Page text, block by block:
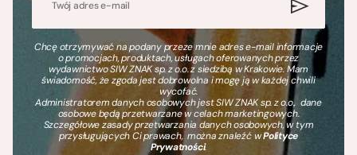
Chcę otrzymywać na podany przeze mnie adres e-mail informacje
o promocjach, produktach, usługach oferowanych przez
wydawnictwo SIW ZNAK sp. z o.o. z siedzibą w Krakowie. Mam
świadomość, że zgoda jest dobrowolna i mogę ją w każdej chwili
wycofać.
Administratorem danych osobowych jest SIW ZNAK sp. z o.o., dane
osobowe będą przetwarzane w celach marketingowych.
Szczegółowe zasady przetwarzania danych osobowych, w tym
przysługujących Ci prawach, można znaleźć wPolityce
Prywatności.